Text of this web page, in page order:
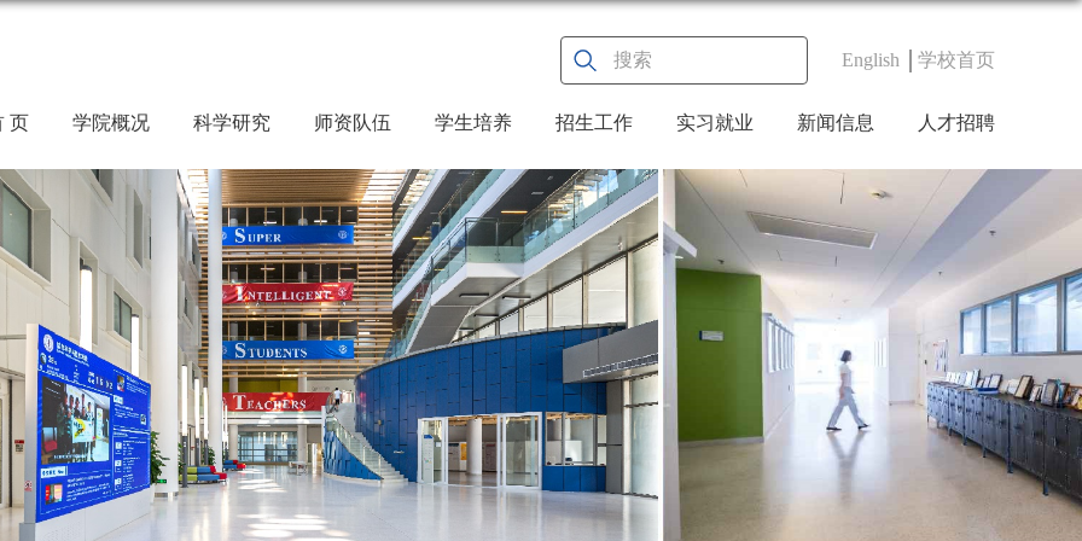
English 学校首页
页 学院概况 科学研究 师资队伍 学生培养 招生工作 实习就业 新闻信息 人才招聘